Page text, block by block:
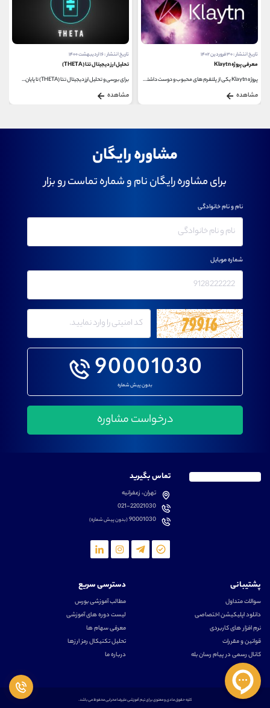
تاریخ انتشار : ۳۰ فروردین ۱۴۰۲
معرفی پروژه Klaytn
پروژه Klaytn یکی از پلتفرم های محبوب و دوست داشتنی...
مشاهده
تاریخ انتشار : ۱۶ اردیبهشت ۱۴۰۰
تحلیل ارز دیجیتال تتا (THETA)
برای بررسی و تحلیل ارز دیجیتال تتا (THETA) تا پایان...
مشاهده
مشاوره رایگان
برای مشاوره رایگان نام و شماره تماست رو بزار
90001030
بدون پیش شماره
نام و نام خانوادگی
شماره موبایل
تماس بگیرید
تهران، زعفرانیه
021-22021030
90001030(بدون پیش شماره)
پشتیبانی
سوالات متداول
دانلود اپلیکیشن اختصاصی
نرم افزار های کاربردی
قوانین و مقررات
کانال رسمی در پیام رسان بله
دسترسی سریع
مطالب آموزشی بورس
لیست دوره های آموزشی
معرفی سهام ها
تحلیل تکنیکال رمز ارزها
درباره ما
کلیه حقوق مادی و معنوی برای تیم آموزشی علیرضا محرابی محفوظ می باشد.